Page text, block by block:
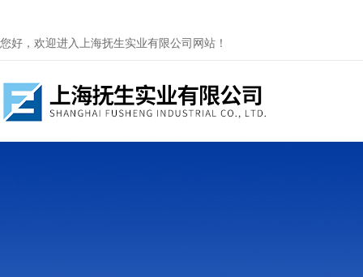
您好，欢迎进入上海抚生实业有限公司网站！